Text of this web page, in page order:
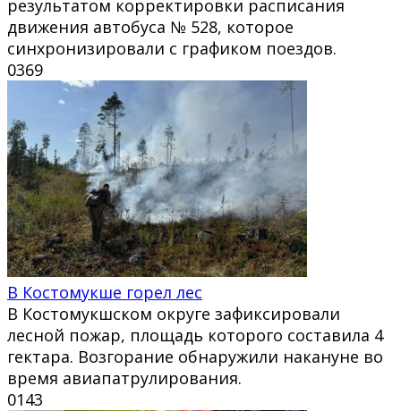
результатом корректировки расписания
движения автобуса № 528, которое
синхронизировали с графиком поездов.
0369
В Костомукше горел лес
В Костомукшском округе зафиксировали
лесной пожар, площадь которого составила 4
гектара. Возгорание обнаружили накануне во
время авиапатрулирования.
0143